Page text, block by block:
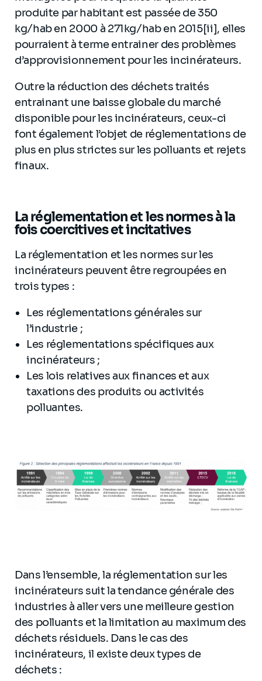
produite par habitant est passée de 350
kg/hab en 2000 à 271kg/hab en 2015[ii], elles
pourraient à terme entrainer des problèmes
d’approvisionnement pour les incinérateurs.
Outre la réduction des déchets traités
entrainant une baisse globale du marché
disponible pour les incinérateurs, ceux-ci
font également l’objet de réglementations de
plus en plus strictes sur les polluants et rejets
finaux.
La réglementation et les normes à la
fois coercitives et incitatives
La réglementation et les normes sur les
incinérateurs peuvent être regroupées en
trois types :
Les réglementations générales sur
l’industrie ;
Les réglementations spécifiques aux
incinérateurs ;
Les lois relatives aux finances et aux
taxations des produits ou activités
polluantes.
Dans l’ensemble, la réglementation sur les
incinérateurs suit la tendance générale des
industries à aller vers une meilleure gestion
des polluants et la limitation au maximum des
déchets résiduels. Dans le cas des
incinérateurs, il existe deux types de
déchets :